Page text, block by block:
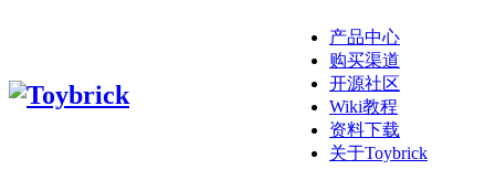
产品中心
购买渠道
开源社区
Wiki教程
资料下载
关于Toybrick